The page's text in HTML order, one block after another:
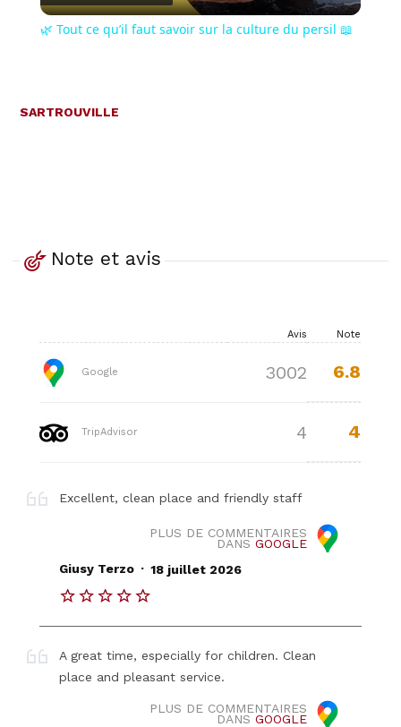
🌿 Tout ce qu’il faut savoir sur la culture du persil 📖
SARTROUVILLE
Note et avis
Avis Note
Google 3002 6.8
TripAdvisor 4 4
Excellent, clean place and friendly staff
PLUS DE COMMENTAIRES
DANS GOOGLE
Giusy Terzo . 18 juillet 2026
A great time, especially for children. Clean
place and pleasant service.
PLUS DE COMMENTAIRES
DANS GOOGLE